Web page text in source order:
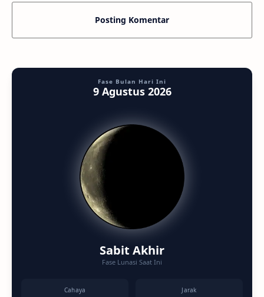
Posting Komentar
Fase Bulan Hari Ini
9 Agustus 2026
Sabit Akhir
Fase Lunasi Saat Ini
Cahaya Jarak